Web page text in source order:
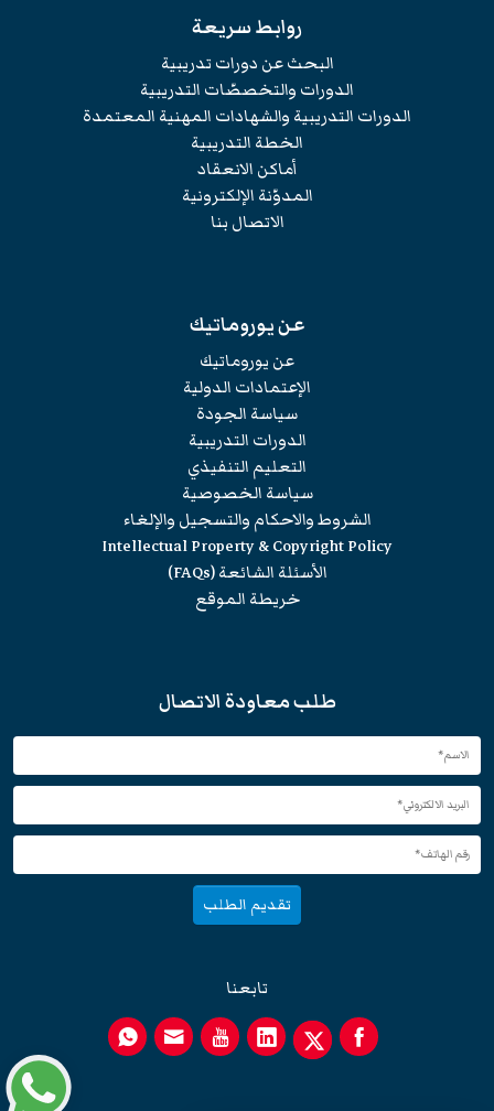
روابط سريعة
البحث عن دورات تدريبية
الدورات والتخصصّات التدريبية
الدورات التدريبية والشهادات المهنية المعتمدة
الخطة التدريبية
أماكن الانعقاد
المدوّنة الإلكترونية
الاتصال بنا
عن يوروماتيك
عن يوروماتيك
الإعتمادات الدولية
سياسة الجودة
الدورات التدريبية
التعليم التنفيذي
سياسة الخصوصية
الشروط والاحكام والتسجيل والإلغاء
Intellectual Property & Copyright Policy
الأسئلة الشائعة (FAQs)
خريطة الموقع
طلب معاودة الاتصال
تقديم الطلب
تابعنا